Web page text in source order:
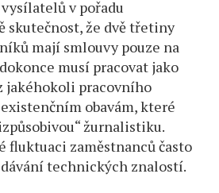
v pořadu
skutečnost, že dvě třetiny
mají smlouvy pouze na
musí pracovat jako
jakéhokoli pracovního
obavám, které
žurnalistiku.
fluktuaci zaměstnanců často
technických znalostí.